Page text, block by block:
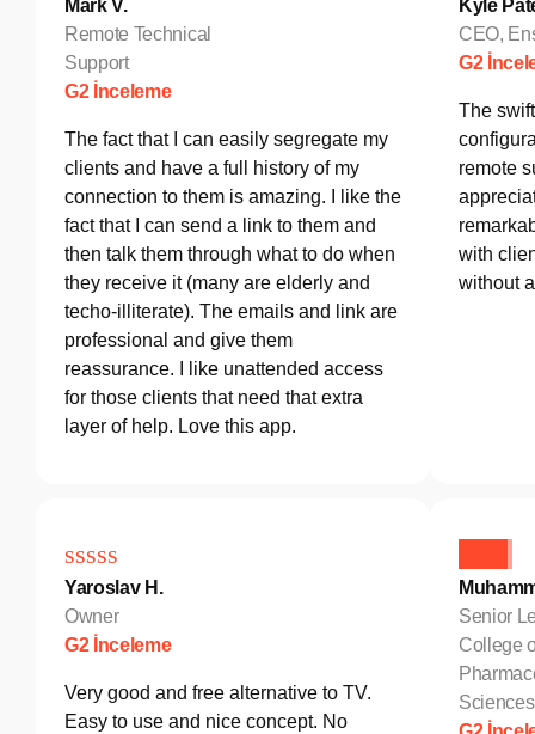
Mark V.
Remote Technical
Support
G2 İnceleme
The fact that I can easily segregate my
clients and have a full history of my
connection to them is amazing. I like the
fact that I can send a link to them and
then talk them through what to do when
they receive it (many are elderly and
techo-illiterate). The emails and link are
professional and give them
reassurance. I like unattended access
for those clients that need that extra
layer of help. Love this app.
Kyle
CEO,
G2
The
remote
with
without
Yaroslav H.
Owner
G2 İnceleme
Very good and free alternative to TV.
Easy to use and nice concept. No
Senior
College
Sciences